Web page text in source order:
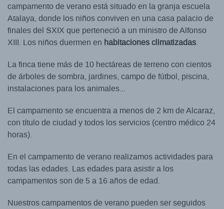
campamento de verano está situado en la granja escuela
Atalaya, donde los niños conviven en una casa palacio de
finales del SXIX que perteneció a un ministro de Alfonso
XIII. Los niños duermen en habitaciones climatizadas.
La finca tiene más de 10 hectáreas de terreno con cientos
de árboles de sombra, jardines, campo de fútbol, piscina,
instalaciones para los animales...
El campamento se encuentra a menos de 2 km de Alcaraz,
con título de ciudad y todos los servicios (centro médico 24
horas).
En el campamento de verano realizamos actividades para
todas las edades. Las edades para asistir a los
campamentos son de 5 a 16 años de edad.
Nuestros campamentos de verano pueden ser seguidos